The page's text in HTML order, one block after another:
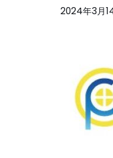
2024年3月